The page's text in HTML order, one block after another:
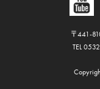
〒441-
TEL